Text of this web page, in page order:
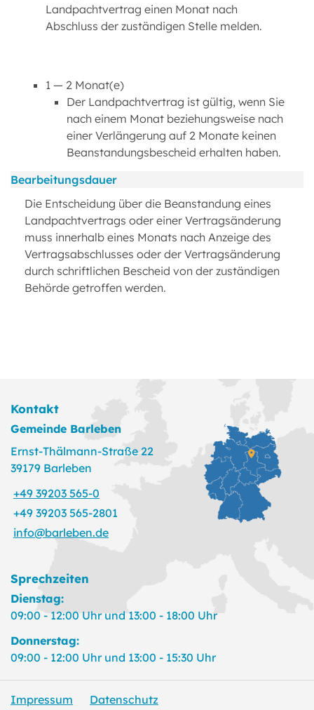
Landpachtvertrag einen Monat nach
Abschluss der zuständigen Stelle melden.
1 — 2 Monat(e)
Der Landpachtvertrag ist gültig, wenn Sie
nach einem Monat beziehungsweise nach
einer Verlängerung auf 2 Monate keinen
Beanstandungsbescheid erhalten haben.
Bearbeitungsdauer
Die Entscheidung über die Beanstandung eines
Landpachtvertrags oder einer Vertragsänderung
muss innerhalb eines Monats nach Anzeige des
Vertragsabschlusses oder der Vertragsänderung
durch schriftlichen Bescheid von der zuständigen
Behörde getroffen werden.
Kontakt
Gemeinde Barleben
Ernst-Thälmann-Straße 22
39179 Barleben
+49 39203 565-0
+49 39203 565-2801
info@barleben.de
Sprechzeiten
Dienstag:
09:00 - 12:00 Uhr und 13:00 - 18:00 Uhr
Donnerstag:
09:00 - 12:00 Uhr und 13:00 - 15:30 Uhr
Impressum Datenschutz